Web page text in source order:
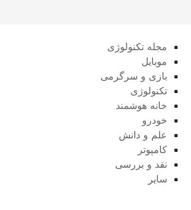
مجله تکنولوژی
موبایل
بازی و سرگرمی
تکنولوژی
خانه هوشمند
خودرو
علم و دانش
کامپوتر
نقد و بررسی
سایر